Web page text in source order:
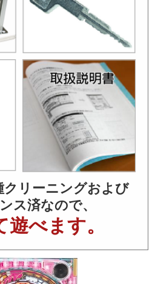
クリーニングおよび
ス済なので、
遊べます。